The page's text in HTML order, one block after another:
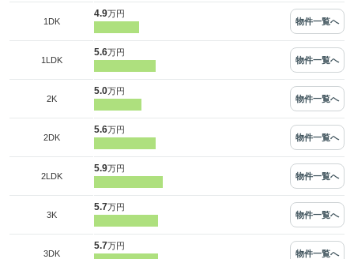
1DK
4.9万円
物件一覧へ
1LDK
5.6万円
物件一覧へ
2K
5.0万円
物件一覧へ
2DK
5.6万円
物件一覧へ
2LDK
5.9万円
物件一覧へ
3K
5.7万円
物件一覧へ
3DK
5.7万円
物件一覧へ